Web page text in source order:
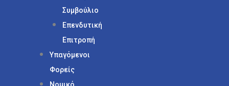
Συμβούλιο
Επενδυτική
Επιτροπή
Υπαγόμενοι
Φορείς